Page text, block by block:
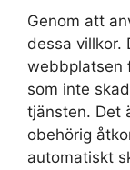
Genom att
dessa villkor.
webbplatsen
som inte
tjänsten. Det
obehörig
automatiskt